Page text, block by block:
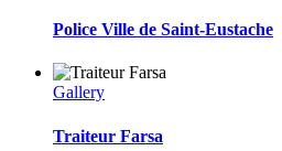
Police Ville de Saint-Eustache
Gallery
Traiteur Farsa